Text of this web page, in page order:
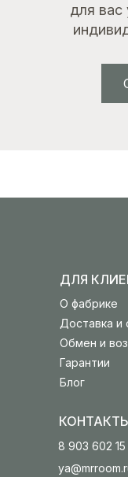
для вас
Блог
Гарантии
Обмен и
Доставка и
О фабрике
ДЛЯ
8 903 602 15